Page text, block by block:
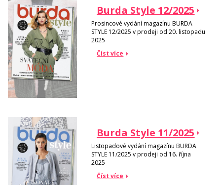
Burda Style 12/2025
Prosincové vydání magazínu BURDA
STYLE 12/2025 v prodeji od 20. listopadu
2025
Číst více
Burda Style 11/2025
Listopadové vydání magazínu BURDA
STYLE 11/2025 v prodeji od 16. října
2025
Číst více